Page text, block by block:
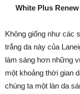
White Plus
Không giống như các
trắng da này của
làm sáng hơn những
một khoảng thời gian
chúng ta một làn da